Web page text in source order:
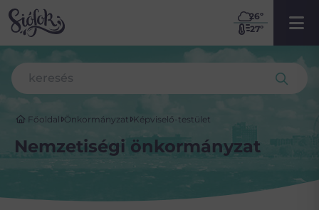
26º
27º
Főoldal Önkormányzat Képviselő-testület
Nemzetiségi önkormányzat